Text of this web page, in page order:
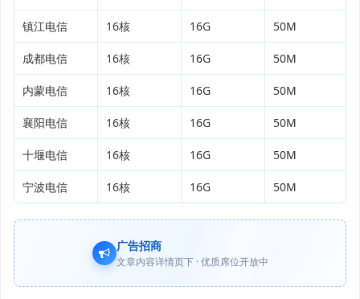
镇江电信 16核 16G 50M
成都电信 16核​ 16G 50M
内蒙电信 16核 16G 50M
襄阳电信 16核 16G 50M
十堰电信 16核 16G 50M
宁波电信 16核 16G 50M
广告招商
文章内容详情页下 · 优质席位开放中